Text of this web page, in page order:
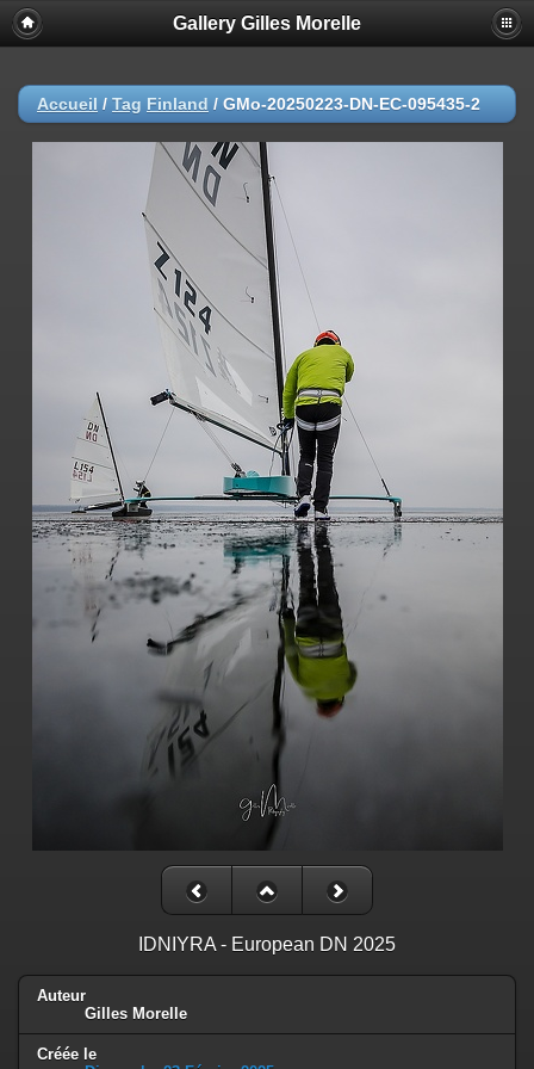
Gallery Gilles Morelle
Accueil / Tag Finland / GMo-20250223-DN-EC-095435-2
IDNIYRA - European DN 2025
Auteur
Gilles Morelle
Créée le